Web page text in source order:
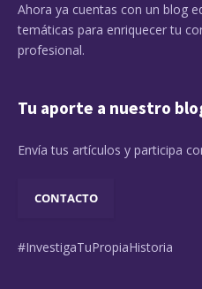
Ahora ya cuentas con un blog
temáticas para enriquecer tu
profesional.
Tu aporte a nuestro
Envía tus artículos y participa
CONTACTO
#InvestigaTuPropiaHistoria